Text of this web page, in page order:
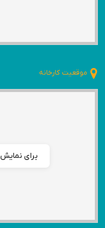
موقعیت کارخانه
برای